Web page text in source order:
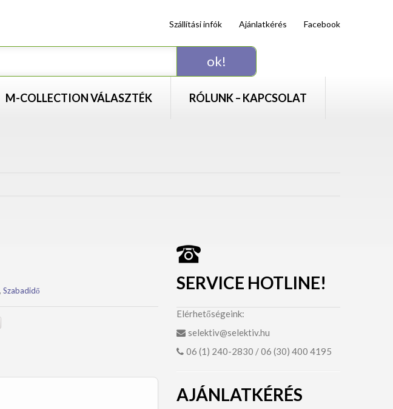
Szállítási infók Ajánlatkérés Facebook
M-COLLECTION VÁLASZTÉK RÓLUNK – KAPCSOLAT
, Szabadidő SERVICE HOTLINE!
Elérhetőségeink:
selektiv@selektiv.hu
06 (1) 240-2830 / 06 (30) 400 4195
AJÁNLATKÉRÉS